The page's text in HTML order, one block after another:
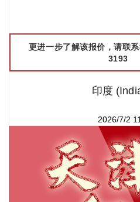
更进一步了解该报价，请联
3193
印度
2026/7/2